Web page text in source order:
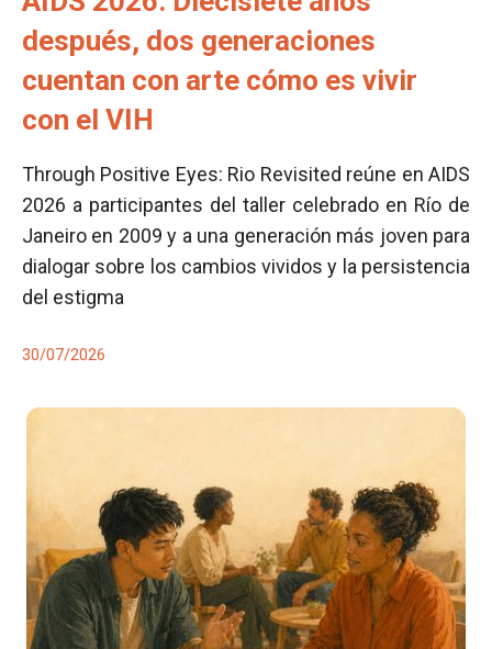
después, dos generaciones
cuentan con arte cómo es vivir
con el VIH
Through Positive Eyes: Rio Revisited reúne en AIDS
2026 a participantes del taller celebrado en Río de
Janeiro en 2009 y a una generación más joven para
dialogar sobre los cambios vividos y la persistencia
del estigma
30/07/2026